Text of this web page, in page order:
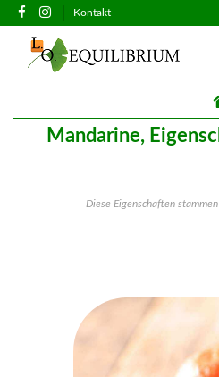
Kontakt
Mandarine,
Diese Eigenschaften